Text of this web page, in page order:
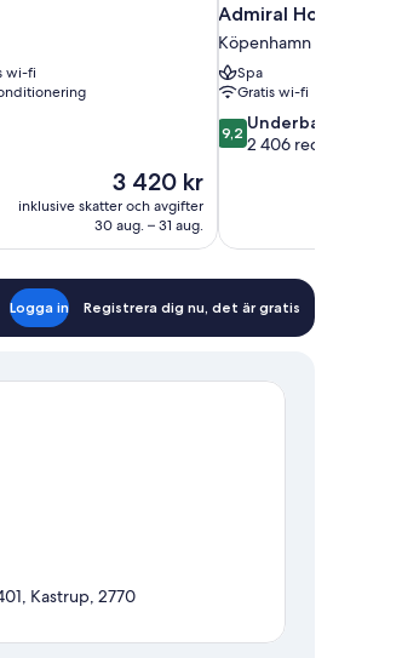
wi-fi
Priset
är
3 420 kr
3 420 kr
inklusive skatter och avgifter
30 aug. – 31 aug.
Admiral Hotel
Köpenhamn centrum
Spa
Gratis wi-fi
9.2
av
9,2 Underbart
2 406 recensioner
Logga in Registrera dig nu, det är gratis
Kastrup, 2770